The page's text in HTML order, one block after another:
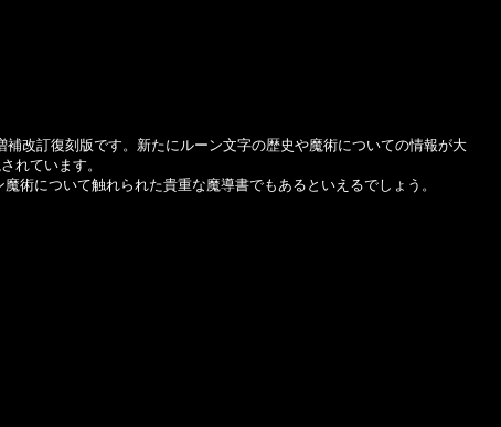
改訂復刻版です。新たにルーン文字の歴史や魔術についての情報が大
れています。
について触れられた貴重な魔導書でもあるといえるでしょう。